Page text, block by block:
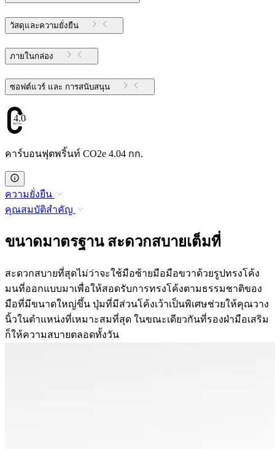
วัสดุและความยั่งยืน
ภายในกล่อง
ซอฟต์แวร์ และ การสนับสนุน
4.04
คาร์บอนฟุตพริ้นท์ CO2e 4.04 กก.
ความยั่งยืน
คุณสมบัติสำคัญ
ขนาดมาตรฐาน สะดวกสบายเต็มที่
สะดวกสบายที่สุดไม่ว่าจะใช้มือซ้ายมือมือขวาด้วยรูปทรงโค้ง
มนที่ออกแบบมาเพื่อให้สอดรับการทรงโค้งตามธรรมชาติของ
มือที่มีขนาดใหญ่ขึ้น ปุ่มที่มีส่วนโค้งเว้าเป็นพิเศษช่วยให้คุณวาง
นิ้วในตำแหน่งที่เหมาะสมที่สุด ในขณะเดียวกันที่รองฝ่ามือเสริม
ก็ให้ความสบายตลอดทั้งวัน